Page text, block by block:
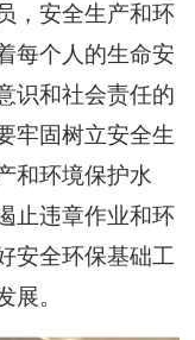
，安全生产和环
每个人的生命安
识和社会责任的
牢固树立安全生
和环境保护水
止违章作业和环
安全环保基础工
展。